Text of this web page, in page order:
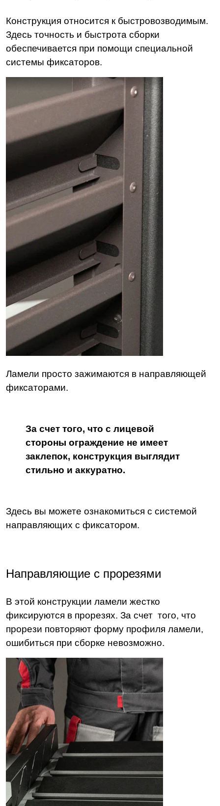
Конструкция относится к быстровозводимым.
Здесь точность и быстрота сборки
обеспечивается при помощи специальной
системы фиксаторов.
Ламели просто зажимаются в направляющей
фиксаторами.
За счет того, что с лицевой
стороны ограждение не имеет
заклепок, конструкция выглядит
стильно и аккуратно.
Здесь вы можете ознакомиться с системой
направляющих с фиксатором.
Направляющие с прорезями
В этой конструкции ламели жестко
фиксируются в прорезях. За счет того, что
прорези повторяют форму профиля ламели,
ошибиться при сборке невозможно.